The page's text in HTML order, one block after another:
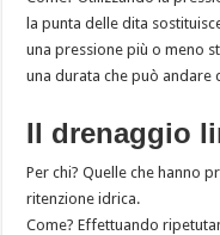
la punta delle dita
una pressione più o meno
una durata che può andare
Il drenaggio
Per chi? Quelle che hanno
ritenzione idrica.
Come? Effettuando